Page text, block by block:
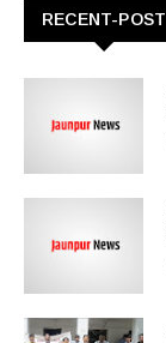
RECENT-POST